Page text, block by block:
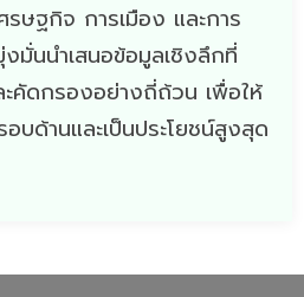
รษฐกิจ การเมือง และการ
มั่นนำเสนอข้อมูลเชิงลึกที่
คัดกรองอย่างถี่ถ้วน เพื่อให้
บด้านและเป็นประโยชน์สูงสุด